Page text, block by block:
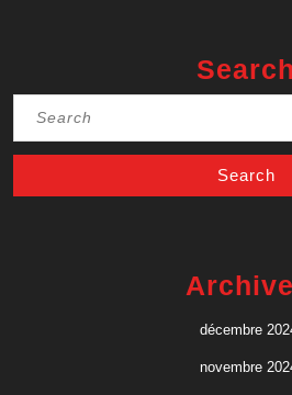
Search
décembre
novembre